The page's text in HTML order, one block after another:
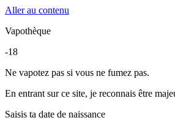
Aller au contenu
Vapothèque
-18
Ne vapotez pas si vous ne fumez pas.
En entrant sur ce site, je reconnais être
Saisis ta date de naissance